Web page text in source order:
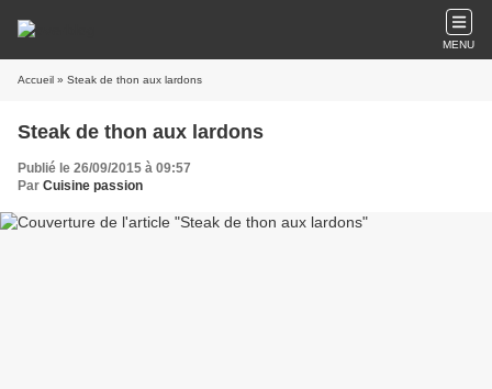
MENU
Accueil » Steak de thon aux lardons
Steak de thon aux lardons
Publié le 26/09/2015 à 09:57
Par Cuisine passion